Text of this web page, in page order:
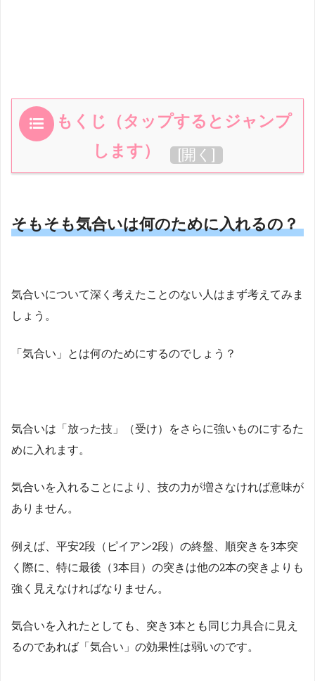
もくじ（タップするとジャンプ
します）
[開く ]
そもそも気合いは何のために入れるの？
気合いについて深く考えたことのない人はまず考えてみま
しょう。
「気合い」とは何のためにするのでしょう？
気合いは「放った技」（受け）をさらに強いものにするた
めに入れます。
気合いを入れることにより、技の力が増さなければ意味が
ありません。
例えば、平安2段（ピイアン2段）の終盤、順突きを3本突
く際に、特に最後（3本目）の突きは他の2本の突きよりも
強く見えなければなりません。
気合いを入れたとしても、突き3本とも同じ力具合に見え
るのであれば「気合い」の効果性は弱いのです。